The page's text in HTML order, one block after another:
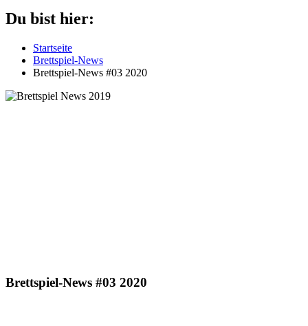
Du bist hier:
Startseite
Brettspiel-News
Brettspiel-News #03 2020
Brettspiel-News #03 2020